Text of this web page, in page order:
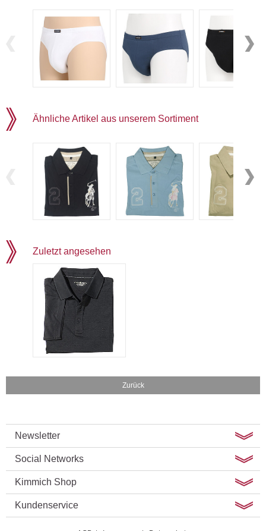
Ähnliche Artikel aus unserem Sortiment
Zuletzt angesehen
Zurück
Newsletter
Social Networks
Kimmich Shop
Kundenservice